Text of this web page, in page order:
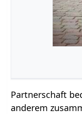
Partnerschaft
anderem